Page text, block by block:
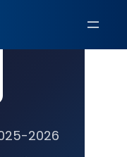
2026